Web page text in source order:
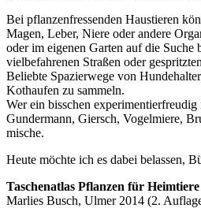
Bei pflanzenfressenden Haustieren
Magen, Leber, Niere oder andere
oder im eigenen Garten auf die
vielbefahrenen Straßen oder
Beliebte Spazierwege von
Kothaufen zu sammeln.
Wer ein bisschen
Gundermann, Giersch, Vogelmiere,
mische.
Heute möchte ich es dabei belassen,
Taschenatlas Pflanzen für
Marlies Busch, Ulmer 2014 (2.